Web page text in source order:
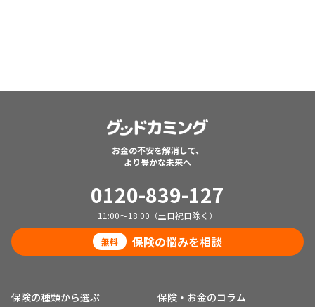
お金の不安を解消して、
より豊かな未来へ
0120-839-127
11:00～18:00（土日祝日除く）
無料 保険の悩みを相談
保険の種類から選ぶ
保険・お金のコラム